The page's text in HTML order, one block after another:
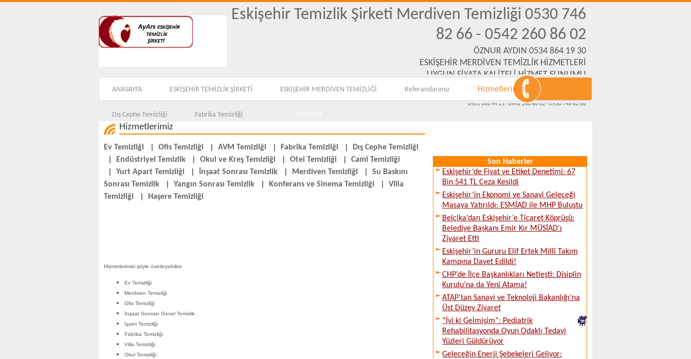
Eskişehir Temizlik Şirketi Merdiven Temizliği 0530 746
82 66 - 0542 260 86 02
ÖZNUR AYDIN 0534 864 19 30
ESKİŞEHİR MERDİVEN TEMİZLİK HİZMETLERİ
UYGUN FİYATA KALİTELİ HİZMET SUNUMU
Emek Mh. Yanartaş Sk. No:31 Eskişehir
www.eskisehirmerdiventemizliksirketi.com
0501 666 94 21 - 0542 260 86 02 - 0530 746 82 66
ANASAYFA ESKİŞEHİR TEMİZLİK ŞİRKETİ ESKİŞEHİR MERDİVEN TEMİZLİĞİ Referanslarımız Hizmetlerimiz
Dış Cephe Temizliği Fabrika Temizliği
Hizmetlerimiz
Ev Temizliği Ofis Temizliği AVM Temizliği Fabrika Temizliği
Dış Cephe Temizliği
Endüstriyel Temizlik Okul ve Kreş Temizliği Otel Temizliği
Cami Temizliği
Yurt Apart Temizliği İnşaat Sonrası Temizlik Merdiven Temizliği
Su Baskını
Sonrası Temizlik
Yangın Sonrası Temizlik Konferans ve Sinema Temizliği
Villa
Temizliği
Haşere Temizliği
Hizmetlerimizi şöyle özetleyebiliriz
Ev Temizliği
Merdiven Temizliği
Ofis Temizliği
İnşaat Sonrası Genel Temizlik
İşyeri Temizliği
Fabrika Temizliği
Villa Temizliği
Okul Temizliği
Son Haberler
Eskişehir’de Fiyat ve Etiket Denetimi: 67
Bin 541 TL Ceza Kesildi
Eskişehir’in Ekonomi ve Sanayi Geleceği
Masaya Yatırıldı: ESMİAD ile MHP Buluştu
Belçika’dan Eskişehir’e Ticaret Köprüsü:
Belediye Başkanı Emir Kır MÜSİAD’ı
Ziyaret Etti
Eskişehir’in Gururu Elif Ertek Millî Takım
Kampına Davet Edildi!
CHP’de İlçe Başkanlıkları Netleşti: Disiplin
Kurulu’na da Yeni Atama!
ATAP’tan Sanayi ve Teknoloji Bakanlığı’na
Üst Düzey Ziyaret
“İyi ki Gelmişim”: Pediatrik
Rehabilitasyonda Oyun Odaklı Tedavi
Yüzleri Güldürüyor
Geleceğin Enerji Şebekeleri Geliyor: